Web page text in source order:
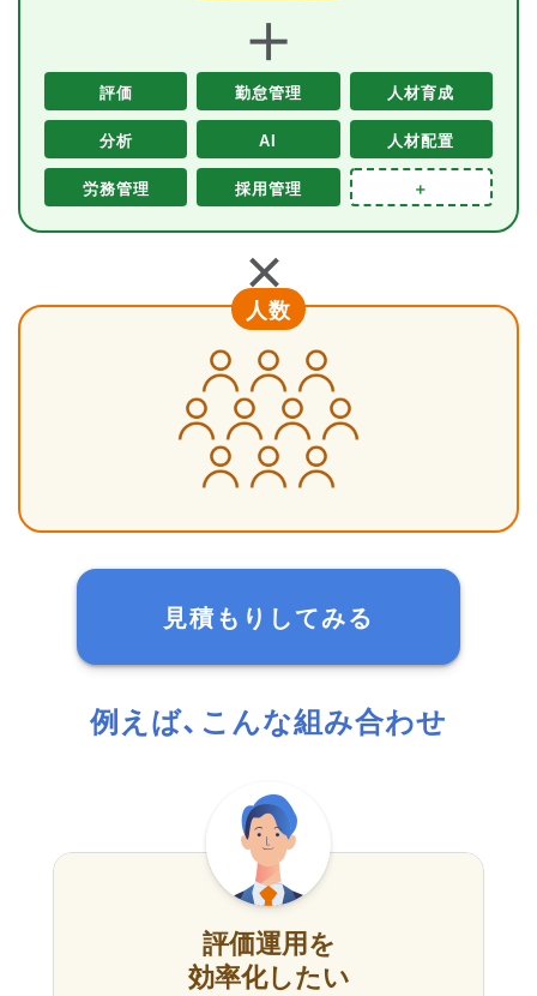
＋
評価 勤怠管理 人材育成
分析 AI 人材配置
労務管理 採用管理 ＋
＋
人数
見積もりしてみる
例えば、こんな組み合わせ
評価運用を
効率化したい